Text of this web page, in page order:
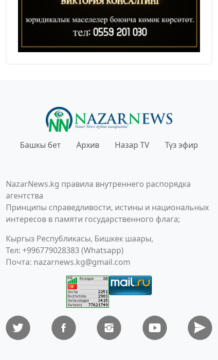
Башкы бет Архив Назар TV Түз эфир
NazarNews.kg правила внутреннего распорядка
агентства
Принципы справедливости, истины и национальных
интересов в памяти государственного флага;
Кыргыз Республикасы, Бишкек шаары,
Тел: +996779028383 (Whatsapp)
Почта: nazarnews.kg@gmail.com